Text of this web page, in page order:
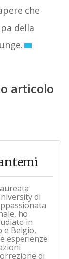
che
della
articolo
di
ho
in
e Belgio,
esperienze
di